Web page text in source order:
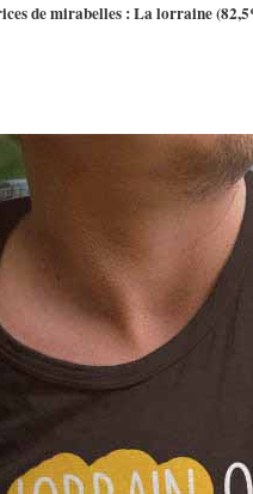
de mirabelles : La lorraine